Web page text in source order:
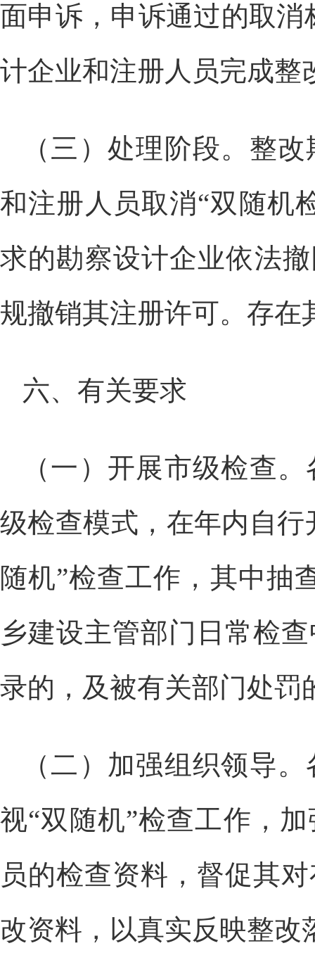
面申诉，申诉通过的取
计企业和注册人员完成整
（三）处理阶段。整
和注册人员取消“双随机
求的勘察设计企业依法
规撤销其注册许可。存在
六、有关要求
（一）开展市级检查
级检查模式，在年内自
随机”检查工作，其中抽
乡建设主管部门日常检
录的，及被有关部门处罚
（二）加强组织领导
视“双随机”检查工作，
员的检查资料，督促其
改资料，以真实反映整改